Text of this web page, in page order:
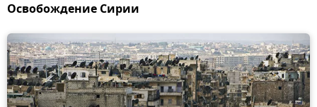
Освобождение Сирии